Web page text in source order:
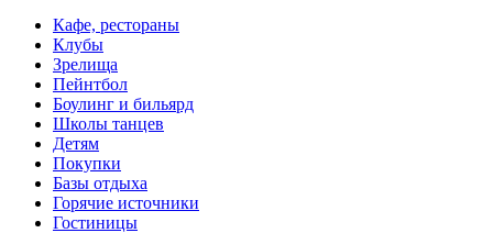
Кафе, рестораны
Клубы
Зрелища
Пейнтбол
Боулинг и бильярд
Школы танцев
Детям
Покупки
Базы отдыха
Горячие источники
Гостиницы